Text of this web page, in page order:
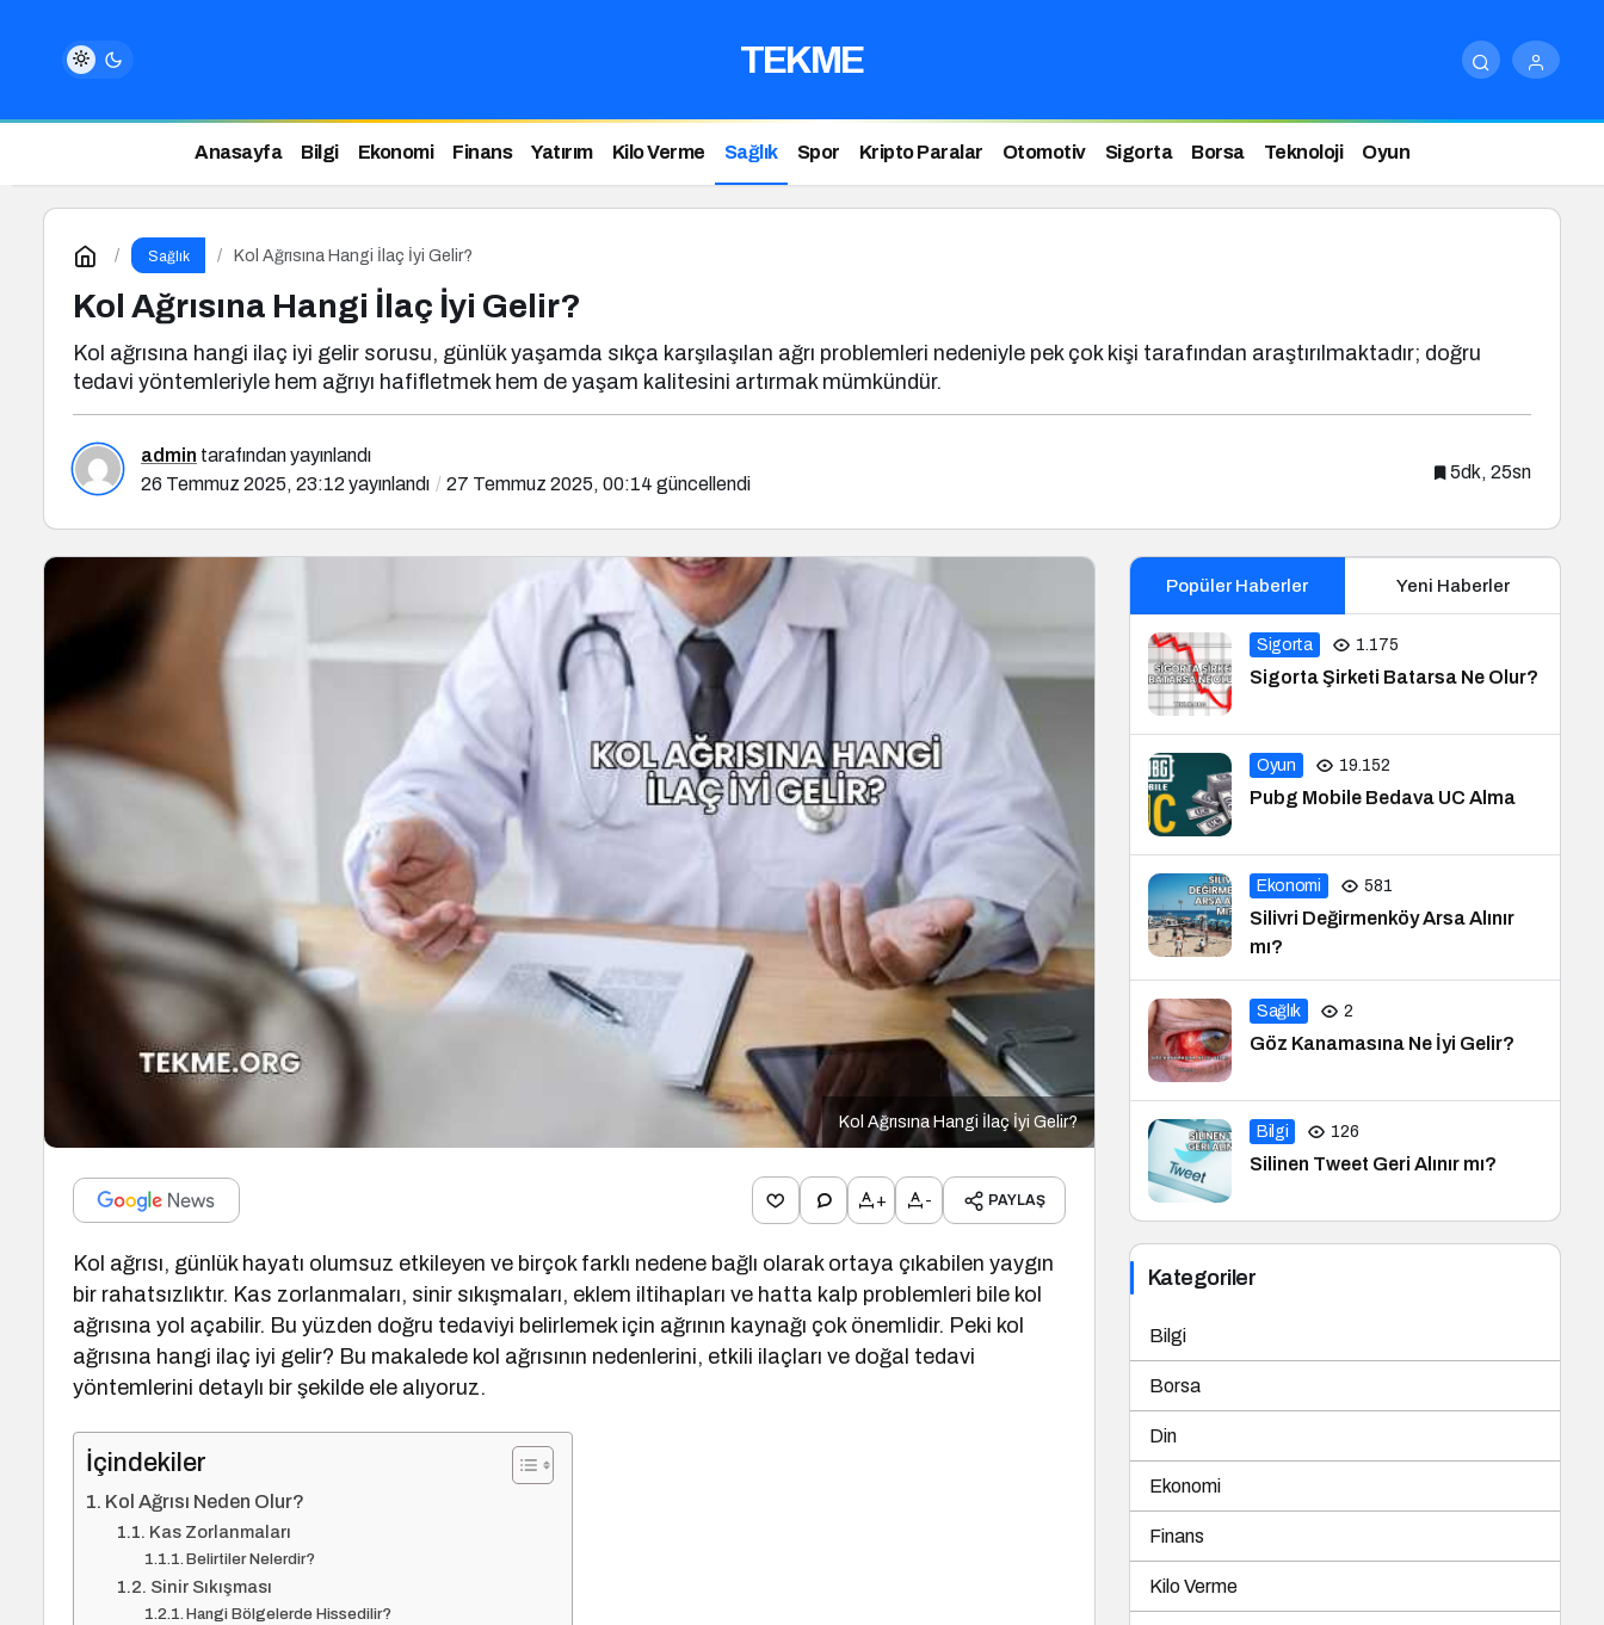
TEKME
Anasayfa Bilgi Ekonomi Finans Yatırım Kilo Verme Sağlık Spor Kripto Paralar Otomotiv Sigorta Borsa Teknoloji Oyun
Sağlık Kol Ağrısına Hangi İlaç İyi Gelir?
Kol Ağrısına Hangi İlaç İyi Gelir?
Kol ağrısına hangi ilaç iyi gelir sorusu, günlük yaşamda sıkça karşılaşılan ağrı problemleri nedeniyle pek çok kişi tarafından araştırılmaktadır; doğru
tedavi yöntemleriyle hem ağrıyı hafifletmek hem de yaşam kalitesini artırmak mümkündür.
admin tarafından yayınlandı
26 Temmuz 2025, 23:12 yayınlandı 27 Temmuz 2025, 00:14 güncellendi
5dk, 25sn
Kol Ağrısına Hangi İlaç İyi Gelir?
+ - PAYLAŞ
Kol ağrısı, günlük hayatı olumsuz etkileyen ve birçok farklı nedene bağlı olarak ortaya çıkabilen yaygın
bir rahatsızlıktır. Kas zorlanmaları, sinir sıkışmaları, eklem iltihapları ve hatta kalp problemleri bile kol
ağrısına yol açabilir. Bu yüzden doğru tedaviyi belirlemek için ağrının kaynağı çok önemlidir. Peki kol
ağrısına hangi ilaç iyi gelir? Bu makalede kol ağrısının nedenlerini, etkili ilaçları ve doğal tedavi
yöntemlerini detaylı bir şekilde ele alıyoruz.
İçindekiler
Kol Ağrısı Neden Olur?
Kas Zorlanmaları
Belirtiler Nelerdir?
Sinir Sıkışması
Hangi Bölgelerde Hissedilir?
Popüler Haberler Yeni Haberler
Sigorta 1.175
Sigorta Şirketi Batarsa Ne Olur?
Oyun 19.152
Pubg Mobile Bedava UC Alma
Ekonomi 581
Silivri Değirmenköy Arsa Alınır
mı?
Sağlık 2
Göz Kanamasına Ne İyi Gelir?
Bilgi 126
Silinen Tweet Geri Alınır mı?
Kategoriler
Bilgi
Borsa
Din
Ekonomi
Finans
Kilo Verme